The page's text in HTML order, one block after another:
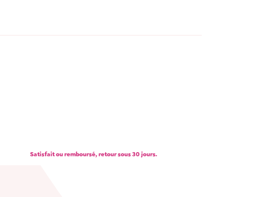
Satisfait ou remboursé, retour sous 30 jours.